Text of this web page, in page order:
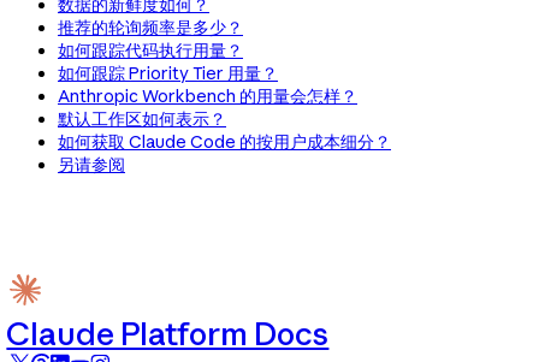
数据的新鲜度如何？
推荐的轮询频率是多少？
如何跟踪代码执行用量？
如何跟踪 Priority Tier 用量？
Anthropic Workbench 的用量会怎样？
默认工作区如何表示？
如何获取 Claude Code 的按用户成本细分？
另请参阅
Claude Platform Docs